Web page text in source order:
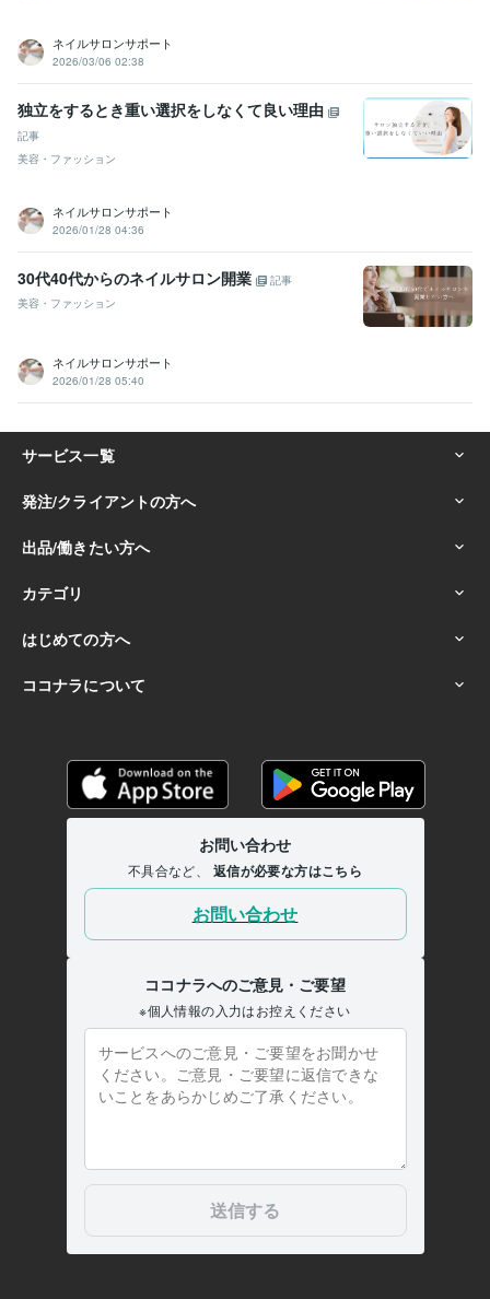
ネイルサロンサポート
2026/03/06 02:38
独立をするとき重い選択をしなくて良い理由
記事
美容・ファッション
ネイルサロンサポート
2026/01/28 04:36
30代40代からのネイルサロン開業
記事
美容・ファッション
ネイルサロンサポート
2026/01/28 05:40